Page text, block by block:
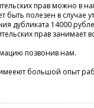
прав можно в
быть полезен в случае
дубликата 14000
прав занимает
позвонив нам.
большой опыт